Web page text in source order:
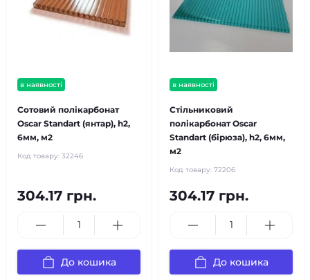
в наявності
Сотовий полікарбонат
Oscar Standart (янтар), h2,
6мм, м2
Код товару: 32246
304.17 грн.
До кошика
в наявності
Стільниковий
полікарбонат Oscar
Standart (бірюза), h2, 6мм,
м2
Код товару: 72206
304.17 грн.
До кошика